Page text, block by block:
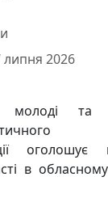
липня 2026
молоді та
в